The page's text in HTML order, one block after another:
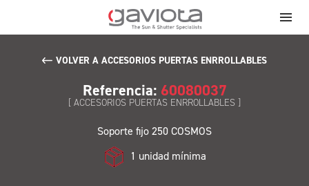
VOLVER A ACCESORIOS PUERTAS ENRROLLABLES
Referencia: 60080037
[ ACCESORIOS PUERTAS ENRROLLABLES ]
Soporte fijo 250 COSMOS
1 unidad mínima